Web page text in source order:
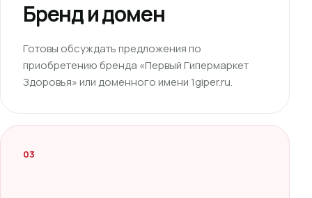
Бренд и домен
Готовы обсуждать предложения по
приобретению бренда «Первый Гипермаркет
Здоровья» или доменного имени 1giper.ru.
03